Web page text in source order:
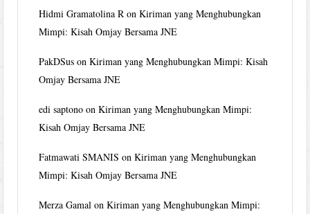
Hidmi Gramatolina R onKiriman yang Menghubungkan
Mimpi: Kisah Omjay Bersama JNE
PakDSus onKiriman yang Menghubungkan Mimpi: Kisah
Omjay Bersama JNE
edi saptono onKiriman yang Menghubungkan Mimpi:
Kisah Omjay Bersama JNE
Fatmawati SMANIS onKiriman yang Menghubungkan
Mimpi: Kisah Omjay Bersama JNE
Merza Gamal onKiriman yang Menghubungkan Mimpi: